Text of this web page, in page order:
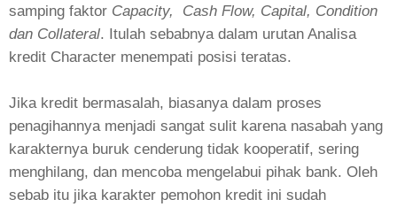
samping faktor Capacity,
Cash Flow, Capital, Condition
dan Collateral. Itulah sebabnya dalam urutan Analisa
kredit Character menempati posisi teratas.
Jika kredit bermasalah, biasanya dalam proses
penagihannya menjadi sangat sulit karena nasabah yang
karakternya buruk cenderung tidak kooperatif, sering
menghilang, dan mencoba mengelabui pihak bank. Oleh
sebab itu jika karakter pemohon kredit ini sudah